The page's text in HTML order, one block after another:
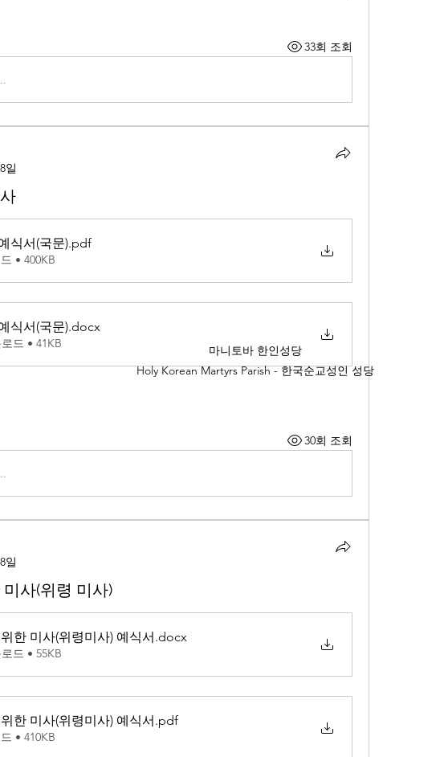
33회 조회
일
식서(국문).pdf
• 400KB
식서(국문).docx
드 • 41KB
30회 조회
일
사(위령 미사)
한 미사(위령미사) 예식서.docx
드 • 55KB
한 미사(위령미사) 예식서.pdf
• 410KB
마니토바 한인성당
Holy Korean Martyrs Parish - 한국순교성인 성당